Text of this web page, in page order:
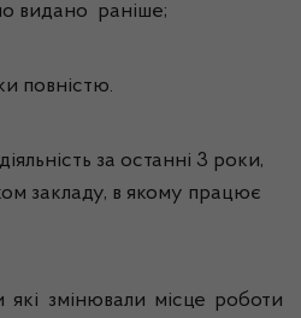
видано раніше;
повністю.
за останні 3 роки,
закладу, в якому працює
які змінювали місце роботи